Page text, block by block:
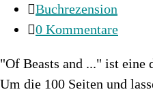
veröffentlicht:
Beitrags-
Kategorie:
Buchrezension
Beitrags-
0 Kommentare
"Of Beasts and ..." ist eine
Um die 100 Seiten und